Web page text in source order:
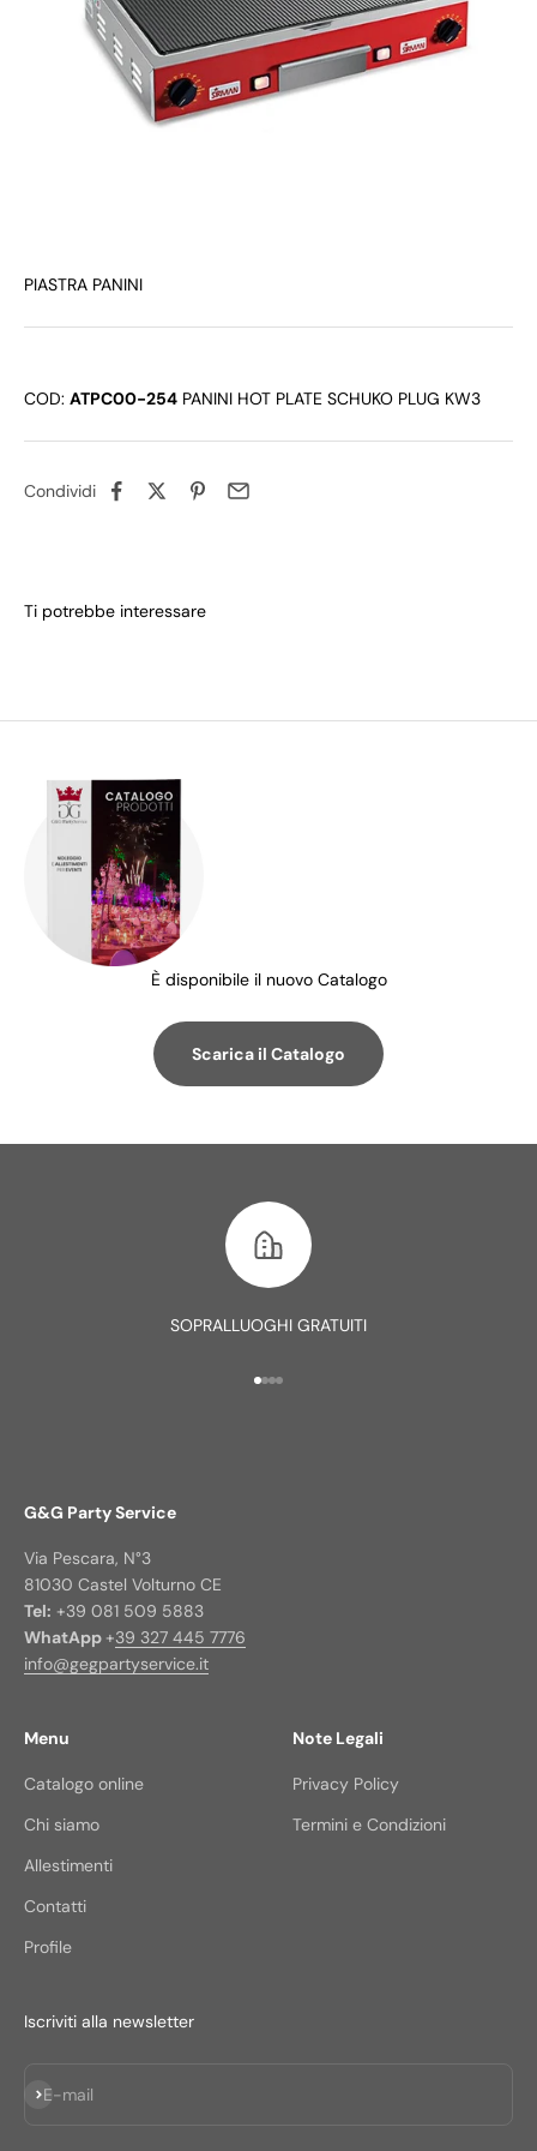
PIASTRA PANINI
COD: ATPC00-254 PANINI HOT PLATE SCHUKO PLUG KW3
Condividi
È disponibile il nuovo Catalogo
Scarica il Catalogo
SOPRALLUOGHI GRATUITI
G&G Party Service
Via Pescara, N°3
81030 Castel Volturno CE
Tel: +39 081 509 5883
WhatApp +39 327 445 7776
info@gegpartyservice.it
Menu
Catalogo online
Chi siamo
Allestimenti
Contatti
Profile
Note Legali
Privacy Policy
Termini e Condizioni
Iscriviti alla newsletter
E-mail
Iscriviti alla newsletter